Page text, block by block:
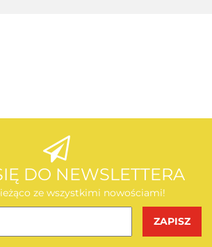
AEG
DO NEWSLETTERA
ze wszystkimi nowościami!